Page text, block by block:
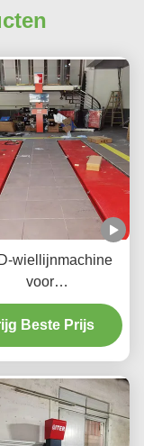
wiellijnmachine
voor
Beste Prijs